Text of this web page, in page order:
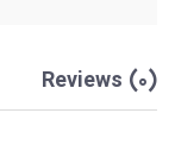
Reviews (0)